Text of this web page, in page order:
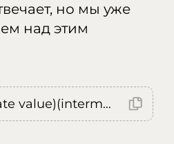
но мы уже
над этим
Error: (intermediate value)(intermediate value)(intermediate value).replaceAll is not a function